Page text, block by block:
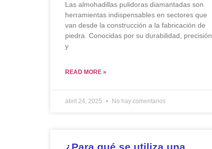
Las almohadillas pulidoras diamantadas son
herramientas indispensables en sectores que
van desde la construcción a la fabricación de
piedra. Conocidas por su durabilidad, precisión
y
READ MORE »
abril 24, 2025 No hay comentarios